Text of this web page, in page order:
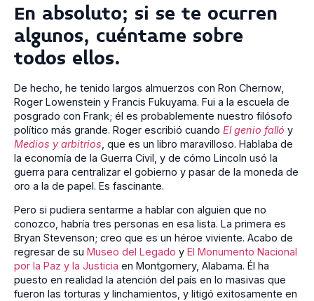
En absoluto; si se te ocurren
algunos, cuéntame sobre
todos ellos.
De hecho, he tenido largos almuerzos con Ron Chernow,
Roger Lowenstein y Francis Fukuyama. Fui a la escuela de
posgrado con Frank; él es probablemente nuestro filósofo
político más grande. Roger escribió cuando El genio falló y
Medios y arbitrios , que es un libro maravilloso. Hablaba de
la economía de la Guerra Civil, y de cómo Lincoln usó la
guerra para centralizar el gobierno y pasar de la moneda de
oro a la de papel. Es fascinante.
Pero si pudiera sentarme a hablar con alguien que no
conozco, habría tres personas en esa lista. La primera es
Bryan Stevenson; creo que es un héroe viviente. Acabo de
regresar de su Museo del Legado y El Monumento Nacional
por la Paz y la Justicia en Montgomery, Alabama. Él ha
puesto en realidad la atención del país en lo masivas que
fueron las torturas y linchamientos, y litigó exitosamente en